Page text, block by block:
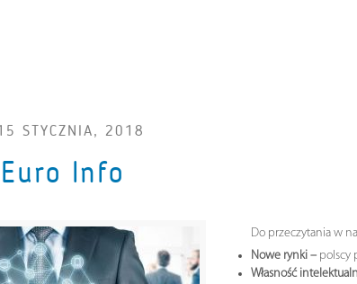
STYCZNIA, 2018
Info
Do przeczytania w
Nowe rynki – polscy
Własność